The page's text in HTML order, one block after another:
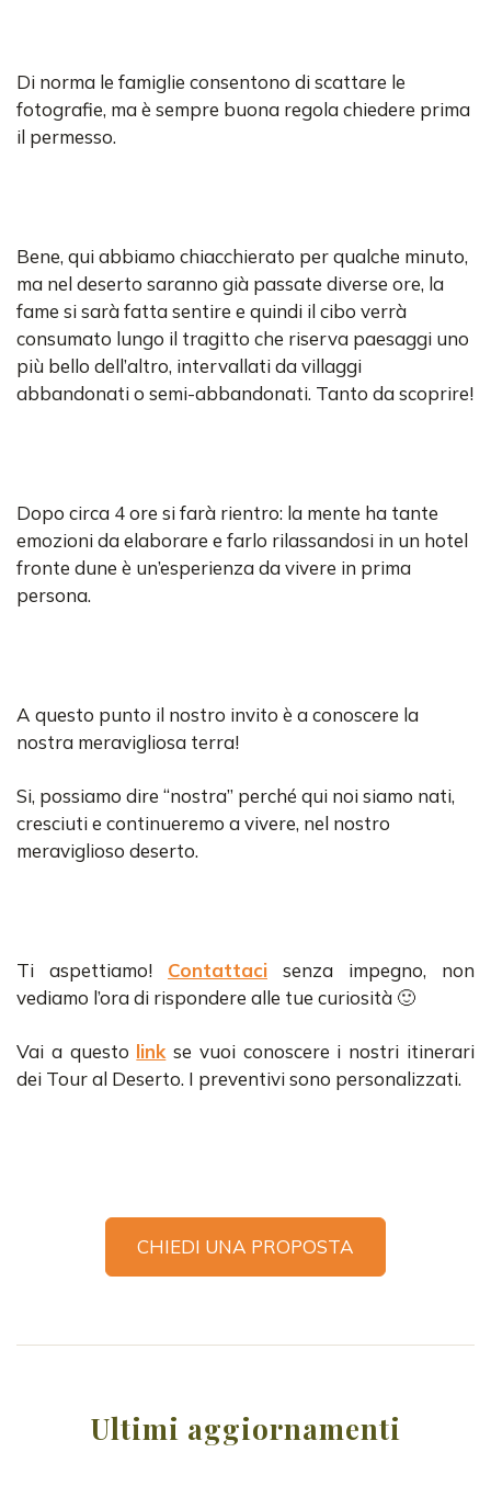
Di norma le famiglie consentono di scattare le
fotografie, ma è sempre buona regola chiedere prima
il permesso.
Bene, qui abbiamo chiacchierato per qualche minuto,
ma nel deserto saranno già passate diverse ore, la
fame si sarà fatta sentire e quindi il cibo verrà
consumato lungo il tragitto che riserva paesaggi uno
più bello dell’altro, intervallati da villaggi
abbandonati o semi-abbandonati. Tanto da scoprire!
Dopo circa 4 ore si farà rientro: la mente ha tante
emozioni da elaborare e farlo rilassandosi in un hotel
fronte dune è un’esperienza da vivere in prima
persona.
A questo punto il nostro invito è a conoscere la
nostra meravigliosa terra!
Si, possiamo dire “nostra” perché qui noi siamo nati,
cresciuti e continueremo a vivere, nel nostro
meraviglioso deserto.
Ti aspettiamo! Contattaci senza impegno, non
vediamo l’ora di rispondere alle tue curiosità 🙂
Vai a questo linkse vuoi conoscere i nostri itinerari
dei Tour al Deserto. I preventivi sono personalizzati.
CHIEDI UNA PROPOSTA
Ultimi aggiornamenti